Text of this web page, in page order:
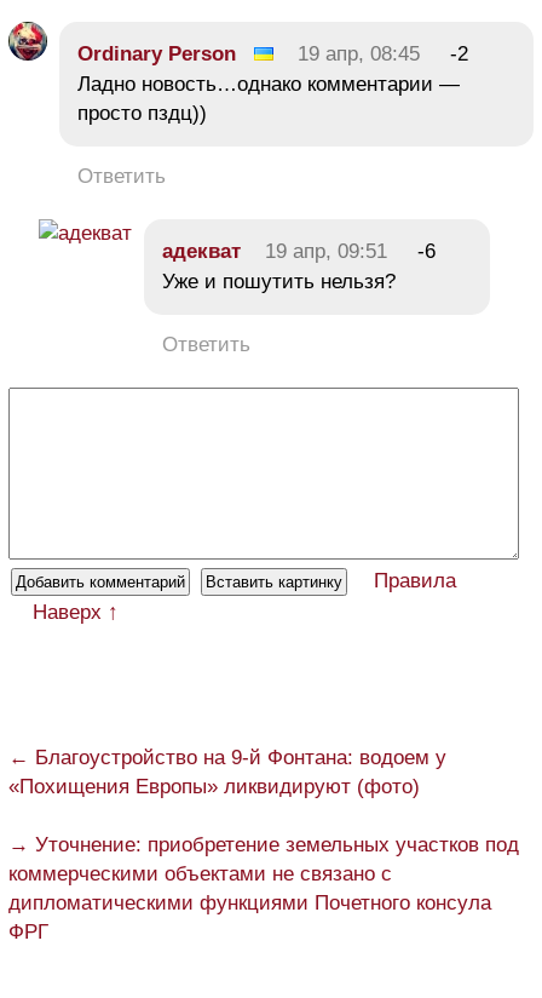
Ordinary Person 19 апр, 08:45
-2
Ладно новость…однако комментарии —
просто пздц))
Ответить
адекват 19 апр, 09:51
-6
Уже и пошутить нельзя?
Ответить
Правила
Наверх ↑
← Благоустройство на 9-й Фонтана: водоем у
«Похищения Европы» ликвидируют (фото)
→ Уточнение: приобретение земельных участков под
коммерческими объектами не связано с
дипломатическими функциями Почетного консула
ФРГ